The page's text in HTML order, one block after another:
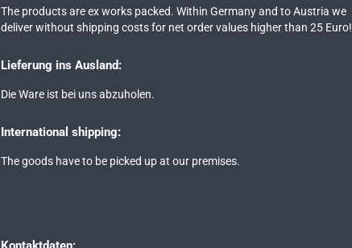
The products are ex works packed. Within Germany and to Austria we
deliver without shipping costs for net order values higher than 25 Euro!
Lieferung ins Ausland:
Die Ware ist bei uns abzuholen.
International shipping:
The goods have to be picked up at our premises.